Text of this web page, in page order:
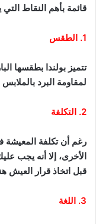
قائمة بأهم النقاط
1. الطقس
تتميز بولندا بطقسها
لمقاومة البرد
2. التكلفة
رغم أن تكلفة المعيشة
الأخرى، إلا أنه يجب
قبل اتخاذ قرار العيش
3. اللغة